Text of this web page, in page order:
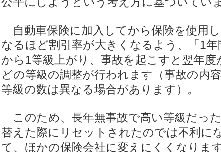
自動車保険に加入してから保険を使用
なるほど割引率が大きくなるよう、「1
から1等級上がり、事故を起こすと翌年
どの等級の調整が行われます（事故の内
等級の数は異なる場合があります）。
このため、長年無事故で高い等級だっ
替えた際にリセットされたのでは不利に
て、ほかの保険会社に変えにくくなりま